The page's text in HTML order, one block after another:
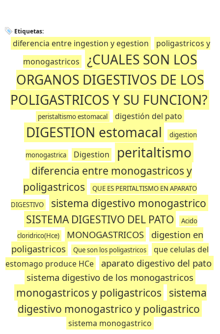
Etiquetas:
diferencia entre ingestion y egestion
poligastricos y
monogastricos
¿CUALES SON LOS
ORGANOS DIGESTIVOS DE LOS
POLIGASTRICOS Y SU FUNCION?
peristaltismo estomacal digestión del pato
DIGESTION estomacal digestion
monogastrica Digestion peritaltismo
diferencia entre monogastricos y
poligastricos
QUE ES PERITALTISMO EN APARATO
DIGESTIVO
sistema digestivo monogastrico
SISTEMA DIGESTIVO DEL PATO
Acido
cloridrico(Hce)
MONOGASTRICOS
digestion en
poligastricos
Que son los poligastricos
que celulas del
estomago produce HCe
aparato digestivo del pato
sistema digestivo de los monogastricos
monogastricos y poligastricos sistema
digestivo monogastrico y poligastrico
sistema monogastrico